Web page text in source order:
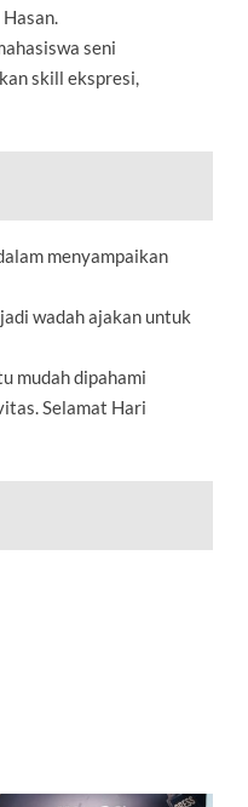
seni
skill ekspresi,
menyampaikan
wadah ajakan untuk
mudah dipahami
Selamat Hari